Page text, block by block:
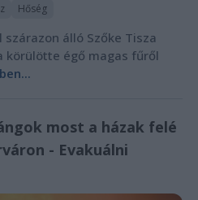
Hőség
álló Szőke Tisza
körülötte égő magas fűről
most a házak felé
- Evakuálni